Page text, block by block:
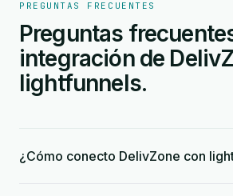
PREGUNTAS FRECUENTES
Preguntas
integración de
lightfunnels.
¿Cómo conecto DelivZone con